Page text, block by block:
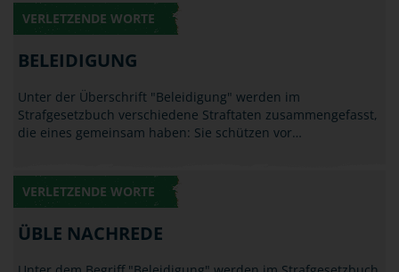
VERLETZENDE WORTE
BELEIDIGUNG
Unter der Überschrift "Beleidigung" werden im
Strafgesetzbuch verschiedene Straftaten zusammengefasst,
die eines gemeinsam haben: Sie schützen vor…
VERLETZENDE WORTE
ÜBLE NACHREDE